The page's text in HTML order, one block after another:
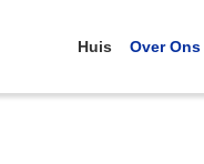
Huis Over Ons